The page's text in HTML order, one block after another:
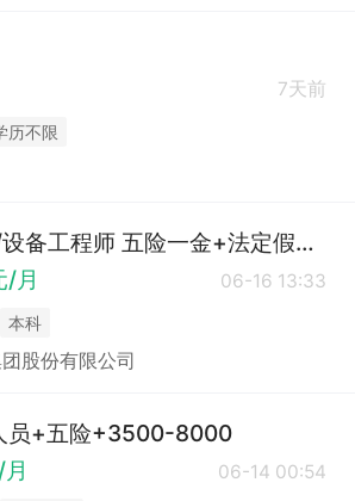
7天前
历不限
材料研发/质量/设备工程师 五险一金+法定假+包吃住
月
06-16 13:33
本科
股份有限公司
员+五险+3500-8000
06-14 00:54